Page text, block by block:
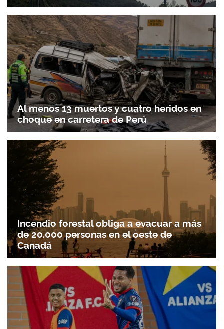
Al menos 13 muertos y cuatro heridos en
choque en carretera de Perú
Incendio forestal obliga a evacuar a más
de 20.000 personas en el oeste de
Canadá